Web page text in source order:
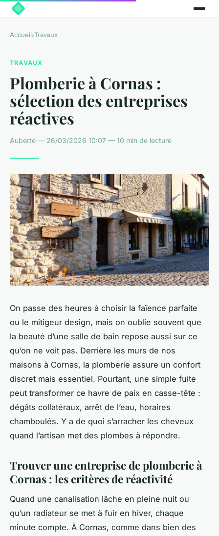
Accueil›Travaux
TRAVAUX
Plomberie à Cornas :
sélection des entreprises
réactives
Auberte — 26/03/2026 10:07 — 10 min de lecture
On passe des heures à choisir la faïence parfaite
ou le mitigeur design, mais on oublie souvent que
la beauté d’une salle de bain repose aussi sur ce
qu’on ne voit pas. Derrière les murs de nos
maisons à Cornas, la plomberie assure un confort
discret mais essentiel. Pourtant, une simple fuite
peut transformer ce havre de paix en casse-tête :
dégâts collatéraux, arrêt de l’eau, horaires
chamboulés. Y a de quoi s’arracher les cheveux
quand l’artisan met des plombes à répondre.
Trouver une entreprise de plomberie à
Cornas : les critères de réactivité
Quand une canalisation lâche en pleine nuit ou
qu’un radiateur se met à fuir en hiver, chaque
minute compte. À Cornas, comme dans bien des